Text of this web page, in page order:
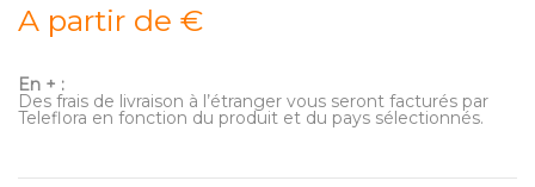
A partir de €
En + :
Des frais de livraison à l’étranger vous seront facturés par
Teleflora en fonction du produit et du pays sélectionnés.